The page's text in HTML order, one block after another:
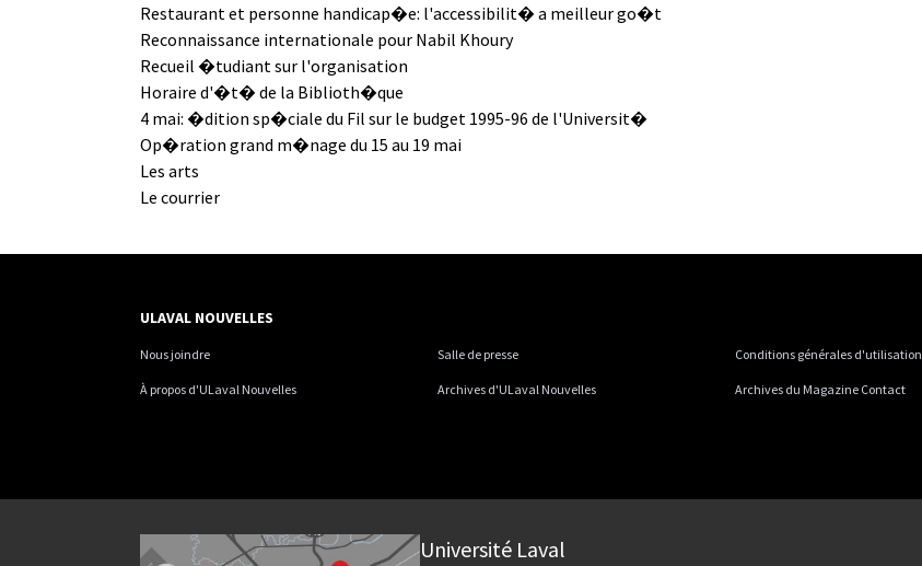
Restaurant et personne handicap�e: l'accessibilit� a meilleur go�t
Reconnaissance internationale pour Nabil Khoury
Recueil �tudiant sur l'organisation
Horaire d'�t� de la Biblioth�que
4 mai: �dition sp�ciale du Fil sur le budget 1995-96 de l'Universit�
Op�ration grand m�nage du 15 au 19 mai
Les arts
Le courrier
ULAVAL NOUVELLES
Nous joindre Salle de presse Conditions générales d'utilisation
À propos d'ULaval Nouvelles Archives d'ULaval Nouvelles Archives du Magazine Contact
Université Laval